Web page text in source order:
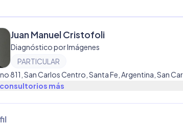
Juan Manuel Cristofoli
Diagnóstico por Imágenes
PARTICULAR
consultorios más